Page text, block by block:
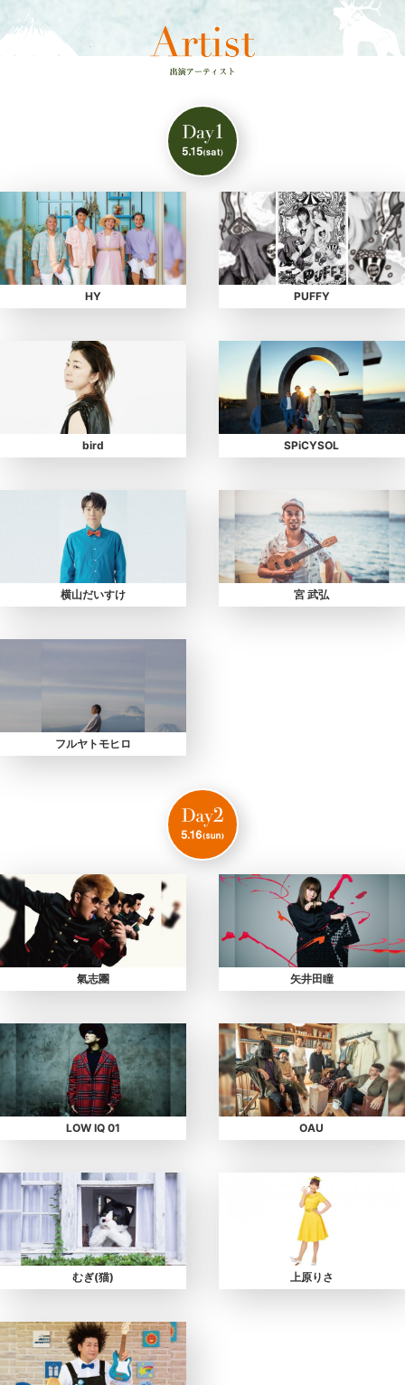
HY PUFFY
bird SPiCYSOL
横山だいすけ 宮 武弘
フルヤトモヒロ
氣志團 矢井田瞳
LOW IQ 01 OAU
むぎ(猫) 上原りさ